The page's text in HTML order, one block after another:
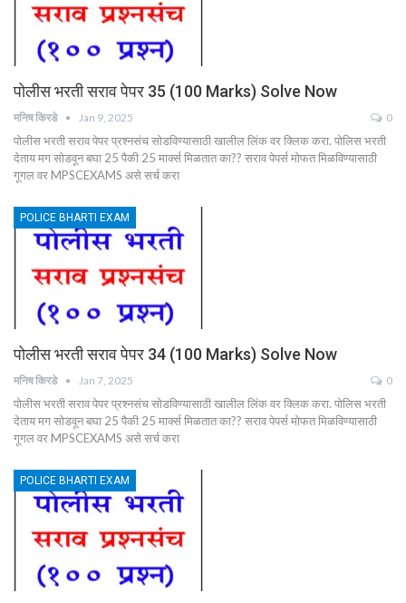
पोलीस भरती सराव पेपर 35 (100 Marks) Solve Now
मनिष किरडे Jan 9, 2025 0
पोलीस भरती सराव पेपर प्रश्नसंच सोडविण्यासाठी खालील लिंक वर क्लिक करा. पोलिस भरती
देताय मग सोडवून बघा 25 पैकी 25 मार्क्स मिळतात का?? सराव पेपर्स मोफत मिळविण्यासाठी
गूगल वर MPSCEXAMS असे सर्च करा
POLICE BHARTI EXAM
पोलीस भरती सराव पेपर 34 (100 Marks) Solve Now
मनिष किरडे Jan 7, 2025 0
पोलीस भरती सराव पेपर प्रश्नसंच सोडविण्यासाठी खालील लिंक वर क्लिक करा. पोलिस भरती
देताय मग सोडवून बघा 25 पैकी 25 मार्क्स मिळतात का?? सराव पेपर्स मोफत मिळविण्यासाठी
गूगल वर MPSCEXAMS असे सर्च करा
POLICE BHARTI EXAM